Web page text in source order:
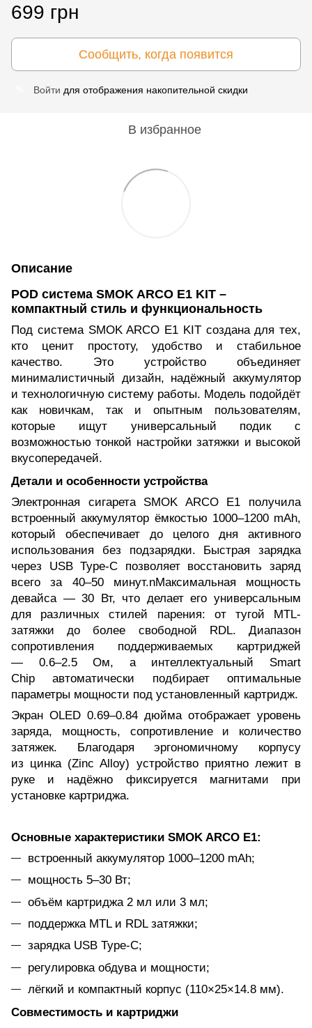
699 грн
Сообщить, когда появится
Войти для отображения накопительной скидки
В избранное
Описание
POD система SMOK ARCO E1 KIT –
компактный стиль и функциональность
Под система SMOK ARCO E1 KIT создана для тех,
кто ценит простоту, удобство и стабильное
качество. Это устройство объединяет
минималистичный дизайн, надёжный аккумулятор
и технологичную систему работы. Модель подойдёт
как новичкам, так и опытным пользователям,
которые ищут универсальный подик с
возможностью тонкой настройки затяжки и высокой
вкусопередачей.
Детали и особенности устройства
Электронная сигарета SMOK ARCO E1 получила
встроенный аккумулятор ёмкостью 1000–1200 mAh,
который обеспечивает до целого дня активного
использования без подзарядки. Быстрая зарядка
через USB Type-C позволяет восстановить заряд
всего за 40–50 минут.nМаксимальная мощность
девайса — 30 Вт, что делает его универсальным
для различных стилей парения: от тугой MTL-
затяжки до более свободной RDL. Диапазон
сопротивления поддерживаемых картриджей
— 0.6–2.5 Ом, а интеллектуальный Smart
Chip автоматически подбирает оптимальные
параметры мощности под установленный картридж.
Экран OLED 0.69–0.84 дюйма отображает уровень
заряда, мощность, сопротивление и количество
затяжек. Благодаря эргономичному корпусу
из цинка (Zinc Alloy) устройство приятно лежит в
руке и надёжно фиксируется магнитами при
установке картриджа.
Основные характеристики SMOK ARCO E1:
встроенный аккумулятор 1000–1200 mAh;
мощность 5–30 Вт;
объём картриджа 2 мл или 3 мл;
поддержка MTL и RDL затяжки;
зарядка USB Type-C;
регулировка обдува и мощности;
лёгкий и компактный корпус (110×25×14.8 мм).
Совместимость и картриджи